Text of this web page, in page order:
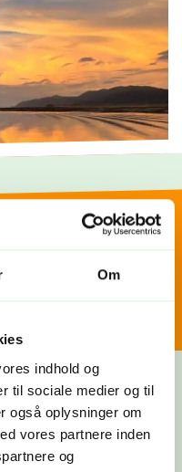
Om
indhold og
til sociale medier og til
også oplysninger om
vores partnere inden
og
ved solopgang
egen
lytter, spørger ind og
Bagefter får du et
synes om det, går vi i
og oplevelser, præcis
din helt egen
tager os af alt det